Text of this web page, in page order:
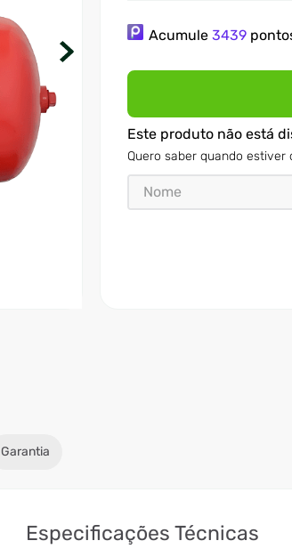
Acumule3439
Este produto não está
Quero saber quando estiver
Garantia
Especificações Técnicas